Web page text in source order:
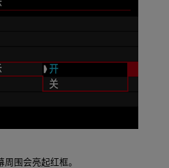
围会亮起红框。